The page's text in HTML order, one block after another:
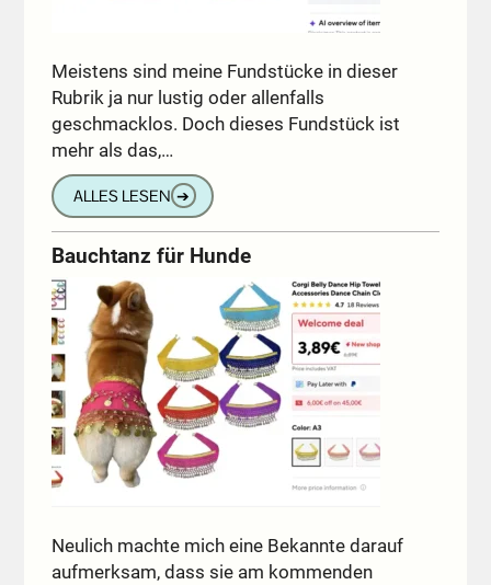
Meistens sind meine Fundstücke in dieser
Rubrik ja nur lustig oder allenfalls
geschmacklos. Doch dieses Fundstück ist
mehr als das,…
ALLES LESEN ➔
Bauchtanz für Hunde
Neulich machte mich eine Bekannte darauf
aufmerksam, dass sie am kommenden